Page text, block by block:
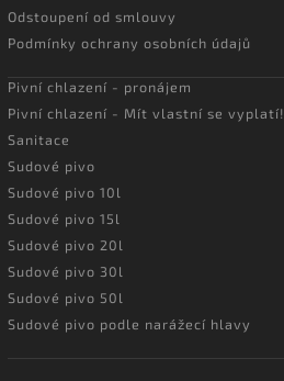
Odstoupení od smlouvy
Podmínky ochrany osobních údajů
Pivní chlazení - pronájem
Pivní chlazení - Mít vlastní se vyplatí!
Sanitace
Sudové pivo
Sudové pivo 10l
Sudové pivo 15l
Sudové pivo 20l
Sudové pivo 30l
Sudové pivo 50l
Sudové pivo podle narážecí hlavy